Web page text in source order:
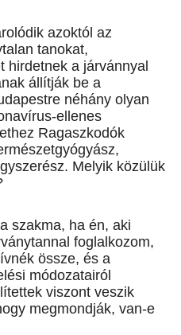
azoktól az
tanokat,
hirdetnek a járvánnyal
állítják be a
néhány olyan
ellenes
Ragaszkodók
Melyik közülük
szakma, ha én, aki
foglalkozom,
össze, és a
módozatairól
viszont veszik
megmondják, van-e